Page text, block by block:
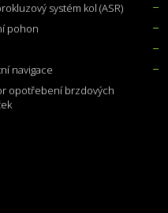
systém kol (ASR)
pohon
navigace
opotřebení brzdových